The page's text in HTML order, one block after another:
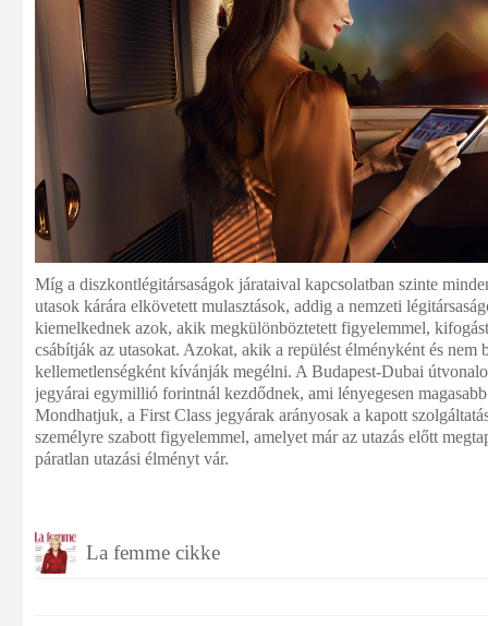
Míg a diszkontlégitársaságok járataival kapcsolatban szinte
utasok kárára elkövetett mulasztások, addig a nemzeti
kiemelkednek azok, akik megkülönböztetett figyelemmel,
csábítják az utasokat. Azokat, akik a repülést élményként és nem
kellemetlenségként kívánják megélni. A Budapest-Dubai
jegyárai egymillió forintnál kezdődnek, ami lényegesen
Mondhatjuk, a First Class jegyárak arányosak a kapott
személyre szabott figyelemmel, amelyet már az utazás előtt
páratlan utazási élményt vár.
La femme cikke